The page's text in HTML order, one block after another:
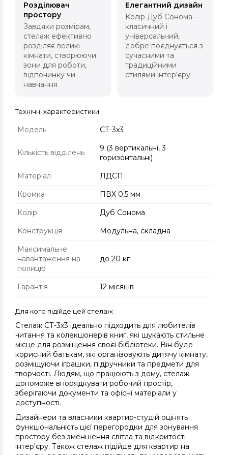
Розділювач
простору
Завдяки розмірам,
стелаж ефективно
розділяє великі
кімнати, створюючи
зони для роботи,
відпочинку чи
навчання
Елегантний дизайн
Колір Дуб Сонома —
класичний і
універсальний,
добре поєднується з
сучасними та
традиційними
стилями інтер'єру
Технічні характеристики
Модель СТ-3х3
Кількість відділень
9 (3 вертикальні, 3
горизонтальні)
Матеріал
ЛДСП
Кромка
ПВХ 0,5 мм
Колір
Дуб Сонома
Конструкція
Модульна, складна
Максимальне
навантаження на
полицю
до 20 кг
Гарантія 12 місяців
Для кого підійде цей стелаж
Стелаж СТ-3х3 ідеально підходить для любителів
читання та колекціонерів книг, які шукають стильне
місце для розміщення своєї бібліотеки. Він буде
корисний батькам, які організовують дитячу кімнату,
розміщуючи іграшки, підручники та предмети для
творчості. Людям, що працюють з дому, стелаж
допоможе впорядкувати робочий простір,
зберігаючи документи та офісні матеріали у
доступності.
Дизайнери та власники квартир-студій оцінять
функціональність цієї перегородки для зонування
простору без зменшення світла та відкритості
інтер'єру. Також стелаж підійде для квартир на